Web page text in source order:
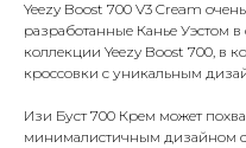
Yeezy Boost 700 V3 Cream
разработанные Канье Уэстом в
коллекции Yeezy Boost 700, в
кроссовки с уникальным
Изи Буст 700 Крем может
минималистичным дизайном